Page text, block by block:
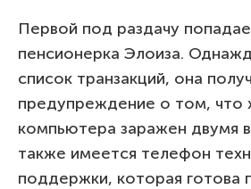
Первой под раздачу
пенсионерка Элоиза.
список транзакций, она
предупреждение о том, что
компьютера заражен двумя
также имеется телефон
поддержки, которая готова